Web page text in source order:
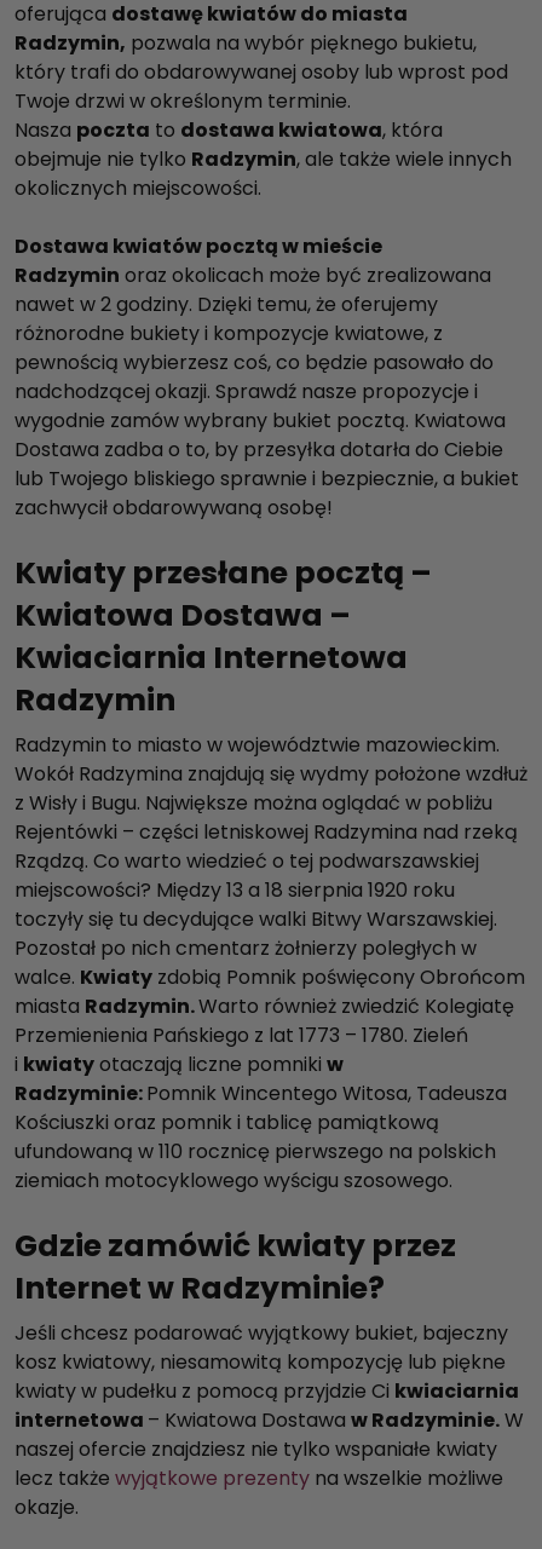
oferująca dostawę kwiatów do miasta
Radzymin, pozwala na wybór pięknego bukietu,
który trafi do obdarowywanej osoby lub wprost pod
Twoje drzwi w określonym terminie.
Nasza poczta to dostawa kwiatowa, która
obejmuje nie tylko Radzymin, ale także wiele innych
okolicznych miejscowości.
Dostawa kwiatów pocztą w mieście
Radzymin oraz okolicach może być zrealizowana
nawet w 2 godziny. Dzięki temu, że oferujemy
różnorodne bukiety i kompozycje kwiatowe, z
pewnością wybierzesz coś, co będzie pasowało do
nadchodzącej okazji. Sprawdź nasze propozycje i
wygodnie zamów wybrany bukiet pocztą. Kwiatowa
Dostawa zadba o to, by przesyłka dotarła do Ciebie
lub Twojego bliskiego sprawnie i bezpiecznie, a bukiet
zachwycił obdarowywaną osobę!
Kwiaty przesłane pocztą –
Kwiatowa Dostawa –
Kwiaciarnia Internetowa
Radzymin
Radzymin to miasto w województwie mazowieckim.
Wokół Radzymina znajdują się wydmy położone wzdłuż
z Wisły i Bugu. Największe można oglądać w pobliżu
Rejentówki – części letniskowej Radzymina nad rzeką
Rządzą. Co warto wiedzieć o tej podwarszawskiej
miejscowości? Między 13 a 18 sierpnia 1920 roku
toczyły się tu decydujące walki Bitwy Warszawskiej.
Pozostał po nich cmentarz żołnierzy poległych w
walce. Kwiaty zdobią Pomnik poświęcony Obrońcom
miasta Radzymin.Warto również zwiedzić Kolegiatę
Przemienienia Pańskiego z lat 1773 – 1780. Zieleń
i kwiatyotaczają liczne pomniki w
Radzyminie:Pomnik Wincentego Witosa, Tadeusza
Kościuszki oraz pomnik i tablicę pamiątkową
ufundowaną w 110 rocznicę pierwszego na polskich
ziemiach motocyklowego wyścigu szosowego.
Gdzie zamówić kwiaty przez
Internet w Radzyminie?
Jeśli chcesz podarować wyjątkowy bukiet, bajeczny
kosz kwiatowy, niesamowitą kompozycję lub piękne
kwiaty w pudełku z pomocą przyjdzie Ci kwiaciarnia
internetowa – Kwiatowa Dostawa w Radzyminie.W
naszej ofercie znajdziesz nie tylko wspaniałe kwiaty
lecz także wyjątkowe prezenty na wszelkie możliwe
okazje.